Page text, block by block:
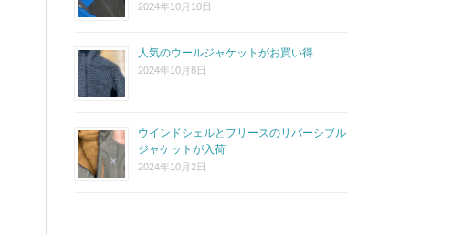
2024年10月10日
人気のウールジャケットがお買い得
2024年10月8日
ウインドシェルとフリースのリバーシブル
ジャケットが入荷
2024年10月2日